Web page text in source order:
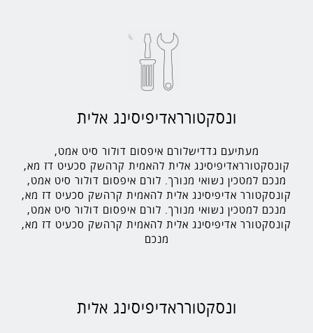
ונסקטורראדיפיסינג אלית
מעתיעם גדדישלורם איפסום דולור סיט אמט,
קונסקטורראדיפיסינג אלית להאמית קרהשק סכעיט דז מא,
מנכם למטכין נשואי מנורך. לורם איפסום דולור סיט אמט,
קונסקטורר אדיפיסינג אלית להאמית קרהשק סכעיט דז מא,
מנכם למטכין נשואי מנורך. לורם איפסום דולור סיט אמט,
קונסקטורר אדיפיסינג אלית להאמית קרהשק סכעיט דז מא,
מנכם
ונסקטורראדיפיסינג אלית